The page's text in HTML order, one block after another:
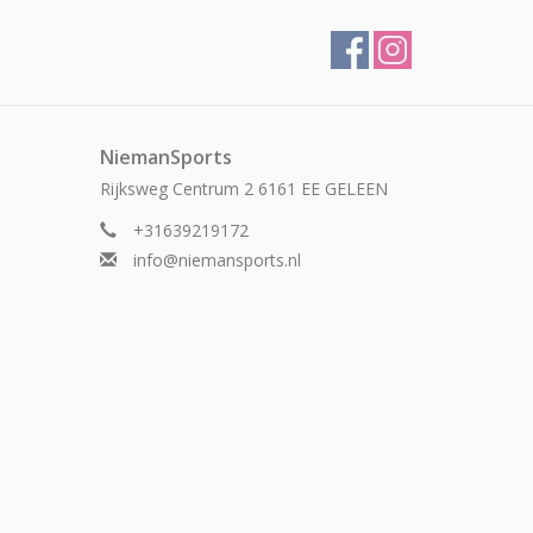
NiemanSports
Rijksweg Centrum 2 6161 EE GELEEN
+31639219172
info@niemansports.nl